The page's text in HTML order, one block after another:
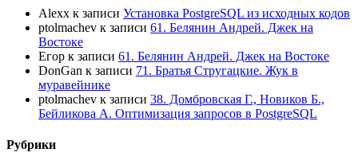
Alexx к записи Установка PostgreSQL из исходных кодов
ptolmachev к записи 61. Белянин Андрей. Джек на
Востоке
Егор к записи 61. Белянин Андрей. Джек на Востоке
DonGan к записи 71. Братья Стругацкие. Жук в
муравейнике
ptolmachev к записи 38. Домбровская Г., Новиков Б.,
Бейликова А. Оптимизация запросов в PostgreSQL
Рубрики